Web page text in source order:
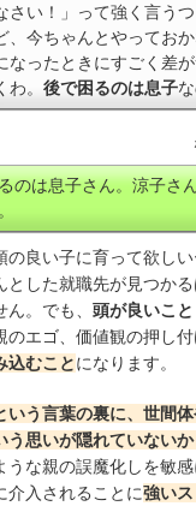
さい！」って強く言う
、今ちゃんとやってお
なったときにすごく差
わ。 後で困るのは息子
のは息子さん。涼子さ
の良い子に育って欲し
とした就職先が見つか
。でも、 頭が良いこ
のエゴ、価値観の押し付
込むことになります。
いう言葉の裏に、世間
う思いが隠れていないか
うな親の誤魔化しを敏
介入されることに強い